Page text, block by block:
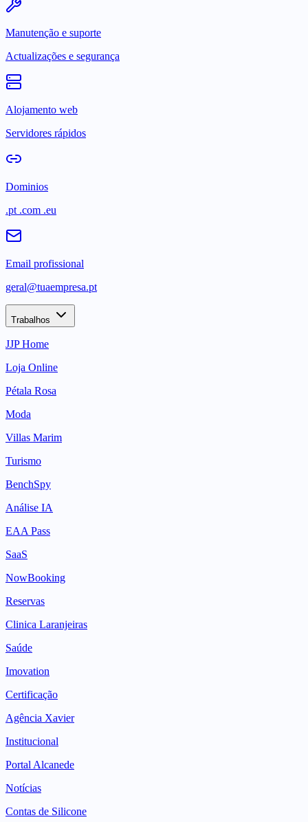
Manutenção e suporte
Actualizações e segurança
Alojamento web
Servidores rápidos
Dominios
.pt .com .eu
Email profissional
geral@tuaempresa.pt
Trabalhos
JJP Home
Loja Online
Pétala Rosa
Moda
Villas Marim
Turismo
BenchSpy
Análise IA
EAA Pass
SaaS
NowBooking
Reservas
Clinica Laranjeiras
Saúde
Imovation
Certificação
Agência Xavier
Institucional
Portal Alcanede
Notícias
Contas de Silicone